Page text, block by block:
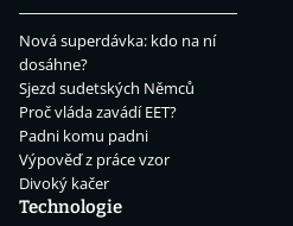
Nová superdávka: kdo na ní
dosáhne?
Sjezd sudetských Němců
Proč vláda zavádí EET?
Padni komu padni
Výpověď z práce vzor
Divoký kačer
Technologie